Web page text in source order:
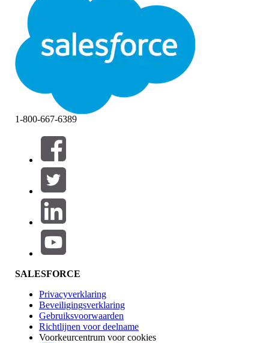
1-800-667-6389
SALESFORCE
Privacyverklaring
Beveiligingsverklaring
Gebruiksvoorwaarden
Richtlijnen voor deelname
Voorkeurcentrum voor cookies